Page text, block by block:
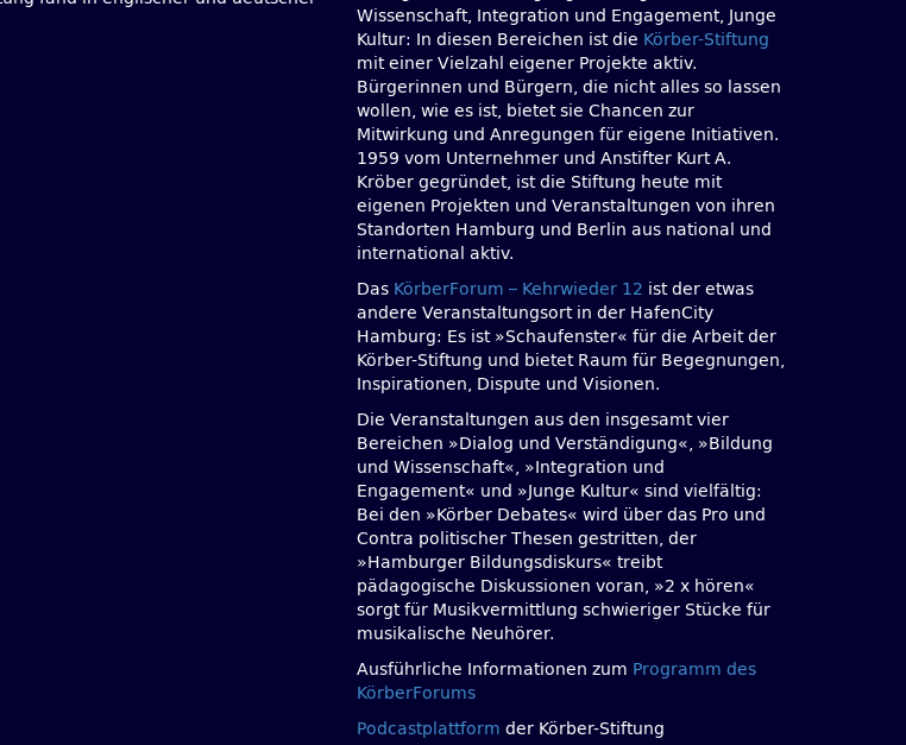
Wissenschaft, Integration und Engagement, Junge
Kultur: In diesen Bereichen ist die Körber-Stiftung
mit einer Vielzahl eigener Projekte aktiv.
Bürgerinnen und Bürgern, die nicht alles so lassen
wollen, wie es ist, bietet sie Chancen zur
Mitwirkung und Anregungen für eigene Initiativen.
1959 vom Unternehmer und Anstifter Kurt A.
Kröber gegründet, ist die Stiftung heute mit
eigenen Projekten und Veranstaltungen von ihren
Standorten Hamburg und Berlin aus national und
international aktiv.
Das KörberForum – Kehrwieder 12 ist der etwas
andere Veranstaltungsort in der HafenCity
Hamburg: Es ist »Schaufenster« für die Arbeit der
Körber-Stiftung und bietet Raum für Begegnungen,
Inspirationen, Dispute und Visionen.
Die Veranstaltungen aus den insgesamt vier
Bereichen »Dialog und Verständigung«, »Bildung
und Wissenschaft«, »Integration und
Engagement« und »Junge Kultur« sind vielfältig:
Bei den »Körber Debates« wird über das Pro und
Contra politischer Thesen gestritten, der
»Hamburger Bildungsdiskurs« treibt
pädagogische Diskussionen voran, »2 x hören«
sorgt für Musikvermittlung schwieriger Stücke für
musikalische Neuhörer.
Ausführliche Informationen zum Programm des
KörberForums
Podcastplattform der Körber-Stiftung